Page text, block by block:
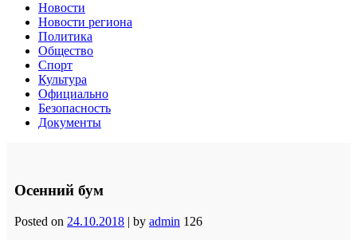
Новости
Новости региона
Политика
Общество
Спорт
Культура
Официально
Безопасность
Документы
Осенний бум
Posted on 24.10.2018 | by admin 126